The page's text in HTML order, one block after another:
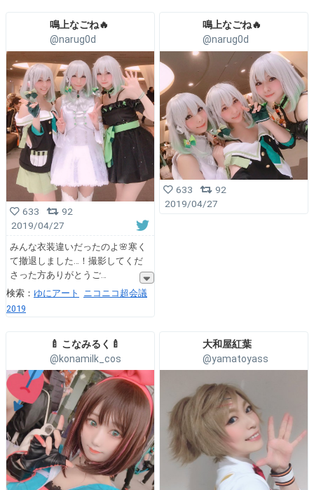
鳴上なごね🔥
@narug0d
633
92
2019/04/27
みんな衣装違いだったのよ🌸寒く
て撤退しました…！撮影してくだ
さった方ありがとうご
検索： ゆにアート
ニコニコ超会議
2019
鳴上なごね🔥
@narug0d
633
92
2019/04/27
🍼 こなみるく🍼
@konamilk_cos
大和屋紅葉
@yamatoyass